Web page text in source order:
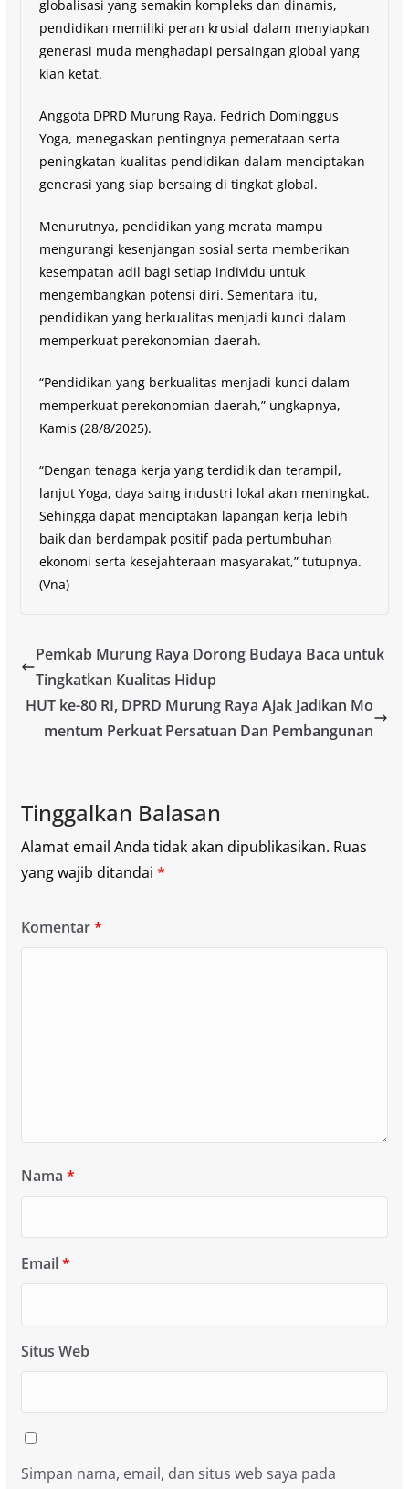
globalisasi yang semakin kompleks dan dinamis,
pendidikan memiliki peran krusial dalam menyiapkan
generasi muda menghadapi persaingan global yang
kian ketat.
Anggota DPRD Murung Raya, Fedrich Dominggus
Yoga, menegaskan pentingnya pemerataan serta
peningkatan kualitas pendidikan dalam menciptakan
generasi yang siap bersaing di tingkat global.
Menurutnya, pendidikan yang merata mampu
mengurangi kesenjangan sosial serta memberikan
kesempatan adil bagi setiap individu untuk
mengembangkan potensi diri. Sementara itu,
pendidikan yang berkualitas menjadi kunci dalam
memperkuat perekonomian daerah.
“Pendidikan yang berkualitas menjadi kunci dalam
memperkuat perekonomian daerah,” ungkapnya,
Kamis (28/8/2025).
“Dengan tenaga kerja yang terdidik dan terampil,
lanjut Yoga, daya saing industri lokal akan meningkat.
Sehingga dapat menciptakan lapangan kerja lebih
baik dan berdampak positif pada pertumbuhan
ekonomi serta kesejahteraan masyarakat,” tutupnya.
(Vna)
Pemkab Murung Raya Dorong Budaya Baca untuk
Tingkatkan Kualitas Hidup
HUT ke-80 RI, DPRD Murung Raya Ajak Jadikan Mo
mentum Perkuat Persatuan Dan Pembangunan
Tinggalkan Balasan
Alamat email Anda tidak akan dipublikasikan. Ruas
yang wajib ditandai *
Komentar*
Nama *
Email*
Situs Web
Simpan nama, email, dan situs web saya pada